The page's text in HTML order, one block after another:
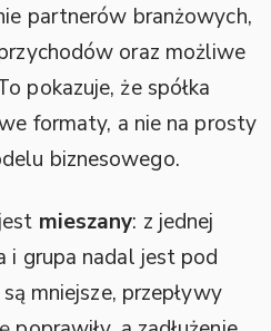
partnerów branżowych,
oraz możliwe
pokazuje, że spółka
formaty, a nie na prosty
biznesowego.
mieszany: z jednej
i grupa nadal jest pod
mniejsze, przepływy